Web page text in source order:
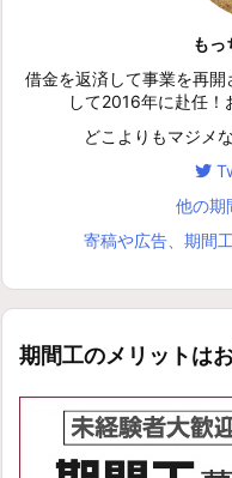
もっ
借金を返済して事業を再
して2016年に赴任！
どこよりもマジメ
他の期
寄稿や広告、期間
期間工のメリットは